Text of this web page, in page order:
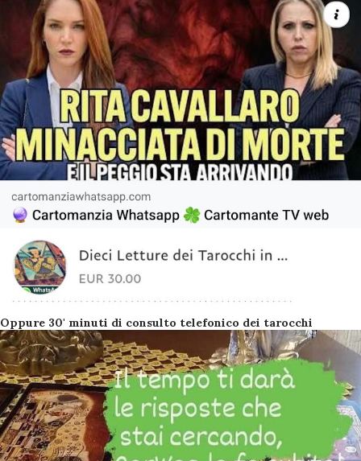
Oppure 30' minuti di consulto telefonico dei tarocchi